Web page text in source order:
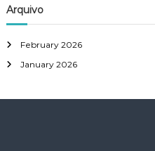
r
c
f
o
Arquivo
February 2026
January 2026